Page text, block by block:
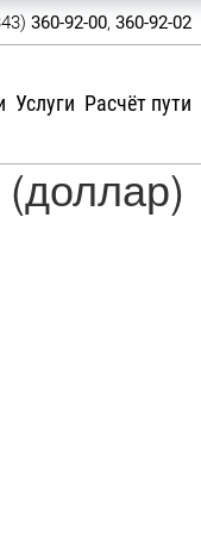
360-92-00, 360-92-02
Услуги Расчёт пути